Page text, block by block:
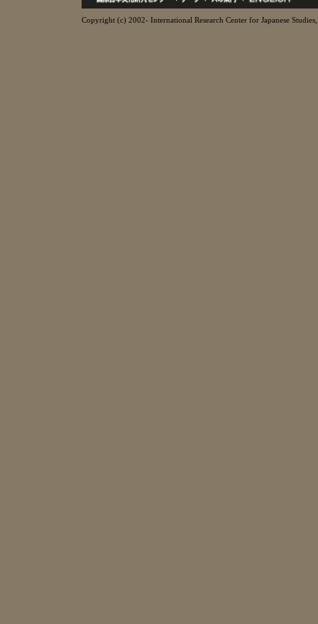
Copyright (c) 2002- International Research Center for Japanese